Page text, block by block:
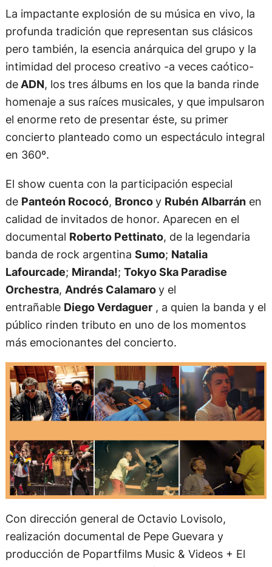
La impactante explosión de su música en vivo, la
profunda tradición que representan sus clásicos
pero también, la esencia anárquica del grupo y la
intimidad del proceso creativo -a veces caótico-
deADN, los tres álbums en los que la banda rinde
homenaje a sus raíces musicales, y que impulsaron
el enorme reto de presentar éste, su primer
concierto planteado como un espectáculo integral
en 360º.
El show cuenta con la participación especial
de Panteón Rococó, Broncoy Rubén Albarránen
calidad de invitados de honor. Aparecen en el
documental Roberto Pettinato, de la legendaria
banda de rock argentina Sumo; Natalia
Lafourcade; Miranda!; Tokyo Ska Paradise
Orchestra, Andrés Calamaroy el
entrañable Diego Verdaguer, a quien la banda y el
público rinden tributo en uno de los momentos
más emocionantes del concierto.
Con dirección general de Octavio Lovisolo,
realización documental de Pepe Guevara y
producción de Popartfilms Music & Videos + El